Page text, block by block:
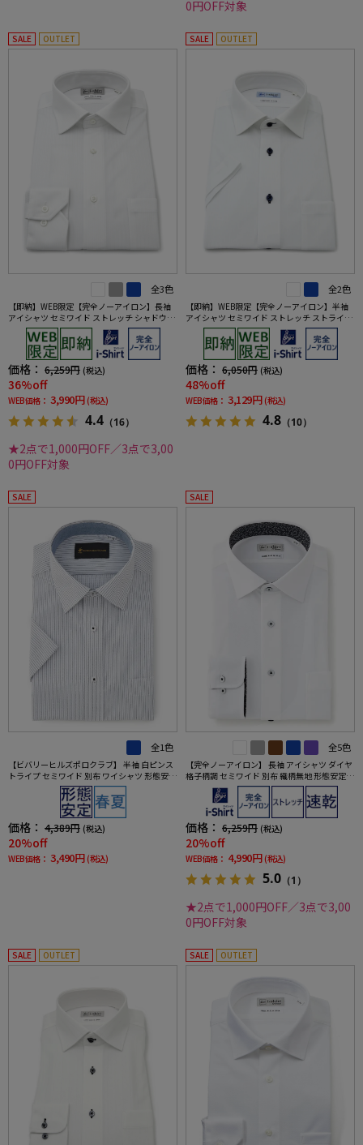
0円OFF対象
SALE OUTLET
全3色
【即納】WEB限定【完全ノーアイロン】長袖
アイシャツ セミワイド ストレッチ シャドウス
トライプ i-shirt ワイシャツ 通年
価格： 6,259円 (税込)
36%off
WEB価格： 3,990円 (税込)
4.4 （16）
★2点で1,000円OFF／3点で3,00
0円OFF対象
SALE OUTLET
全2色
【即納】WEB限定【完全ノーアイロン】半袖
アイシャツ セミワイド ストレッチ ストライプ
i-shirt ワイシャツ 春夏
価格： 6,050円 (税込)
48%off
WEB価格： 3,129円 (税込)
4.8 （10）
SALE
全1色
【ビバリーヒルズポロクラブ】 半袖 白ピンス
トライプ セミワイド 別布 ワイシャツ 形態安定
価格： 4,389円 (税込)
20%off
WEB価格： 3,490円 (税込)
SALE
全5色
【完全ノーアイロン】 長袖 アイシャツ ダイヤ
格子柄調 セミワイド 別布 織柄無地 形態安定
ストレッチ 防汚効果 吸汗速乾 ワイシャツ 通年
価格： 6,259円 (税込)
20%off
WEB価格： 4,990円 (税込)
5.0 （1）
★2点で1,000円OFF／3点で3,00
0円OFF対象
SALE OUTLET SALE OUTLET